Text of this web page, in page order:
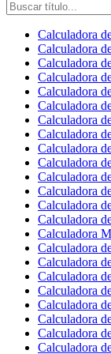
Calculadora
Calculadora
Calculadora
Calculadora
Calculadora
Calculadora
Calculadora
Calculadora
Calculadora
Calculadora
Calculadora
Calculadora
Calculadora
Calculadora
Calculadora
Calculadora
Calculadora
Calculadora
Calculadora
Calculadora
Calculadora
Calculadora
Calculadora